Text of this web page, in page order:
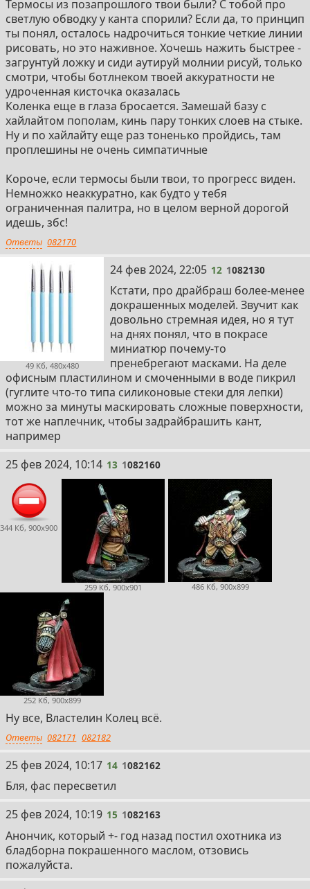
Термосы из позапрошлого твои были? С тобой про
светлую обводку у канта спорили? Если да, то принцип
ты понял, осталось надрочиться тонкие четкие линии
рисовать, но это наживное. Хочешь нажить быстрее -
загрунтуй ложку и сиди аутируй молнии рисуй, только
смотри, чтобы ботлнеком твоей аккуратности не
удроченная кисточка оказалась
Коленка еще в глаза бросается. Замешай базу с
хайлайтом пополам, кинь пару тонких слоев на стыке.
Ну и по хайлайту еще раз тоненько пройдись, там
проплешины не очень симпатичные
Короче, если термосы были твои, то прогресс виден.
Немножко неаккуратно, как будто у тебя
ограниченная палитра, но в целом верной дорогой
идешь, збс!
Ответы 082170
49 Кб, 480x480
12
24 фев 2024, 22:05 12 1082130
Кстати, про драйбраш более-менее
докрашенных моделей. Звучит как
довольно стремная идея, но я тут
на днях понял, что в покрасе
миниатюр почему-то
пренебрегают масками. На деле
офисным пластилином и смоченными в воде пикрил
(гуглите что-то типа силиконовые стеки для лепки)
можно за минуты маскировать сложные поверхности,
тот же наплечник, чтобы задрайбрашить кант,
например
13
25 фев 2024, 10:14 13 1082160
344 Кб, 900x900
259 Кб, 900x901 486 Кб, 900x899
252 Кб, 900x899
Ну все, Властелин Колец всё.
Ответы 082171 082182
14
25 фев 2024, 10:17 14 1082162
Бля, фас пересветил
15
25 фев 2024, 10:19 15 1082163
Анончик, который +- год назад постил охотника из
бладборна покрашенного маслом, отзовись
пожалуйста.